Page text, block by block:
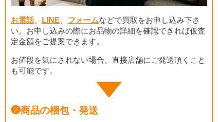
お電話、 LINE、 フォームなどで買取をお申し込み下さ
い。お申し込みの際にお品物の詳細を確認できれば仮査
定金額をご提案できます。
お値段を気にされない場合、直接店舗にご発送頂くこと
も可能です。
❷商品の梱包・発送